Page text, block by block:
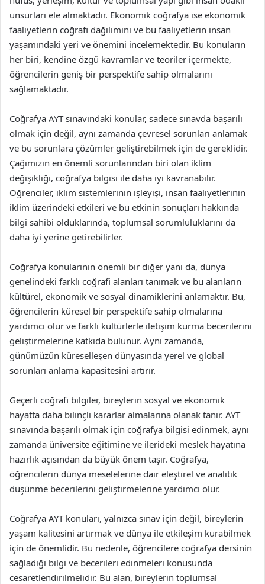
unsurları ele almaktadır. Ekonomik coğrafya ise ekonomik
faaliyetlerin coğrafi dağılımını ve bu faaliyetlerin insan
yaşamındaki yeri ve önemini incelemektedir. Bu konuların
her biri, kendine özgü kavramlar ve teoriler içermekte,
öğrencilerin geniş bir perspektife sahip olmalarını
sağlamaktadır.
Coğrafya AYT sınavındaki konular, sadece sınavda başarılı
olmak için değil, aynı zamanda çevresel sorunları anlamak
ve bu sorunlara çözümler geliştirebilmek için de gereklidir.
Çağımızın en önemli sorunlarından biri olan iklim
değişikliği, coğrafya bilgisi ile daha iyi kavranabilir.
Öğrenciler, iklim sistemlerinin işleyişi, insan faaliyetlerinin
iklim üzerindeki etkileri ve bu etkinin sonuçları hakkında
bilgi sahibi olduklarında, toplumsal sorumluluklarını da
daha iyi yerine getirebilirler.
Coğrafya konularının önemli bir diğer yanı da, dünya
genelindeki farklı coğrafi alanları tanımak ve bu alanların
kültürel, ekonomik ve sosyal dinamiklerini anlamaktır. Bu,
öğrencilerin küresel bir perspektife sahip olmalarına
yardımcı olur ve farklı kültürlerle iletişim kurma becerilerini
geliştirmelerine katkıda bulunur. Aynı zamanda,
günümüzün küreselleşen dünyasında yerel ve global
sorunları anlama kapasitesini artırır.
Geçerli coğrafi bilgiler, bireylerin sosyal ve ekonomik
hayatta daha bilinçli kararlar almalarına olanak tanır. AYT
sınavında başarılı olmak için coğrafya bilgisi edinmek, aynı
zamanda üniversite eğitimine ve ilerideki meslek hayatına
hazırlık açısından da büyük önem taşır. Coğrafya,
öğrencilerin dünya meselelerine dair eleştirel ve analitik
düşünme becerilerini geliştirmelerine yardımcı olur.
Coğrafya AYT konuları, yalnızca sınav için değil, bireylerin
yaşam kalitesini artırmak ve dünya ile etkileşim kurabilmek
için de önemlidir. Bu nedenle, öğrencilere coğrafya dersinin
sağladığı bilgi ve becerileri edinmeleri konusunda
cesaretlendirilmelidir. Bu alan, bireylerin toplumsal